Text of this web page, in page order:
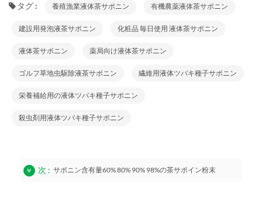
タグ : 養殖漁業液体茶サポニン 有機農薬液体茶サポニン
建設用発泡液茶サポニン 化粧品 毎日使用 液体茶サポニン
液体茶サポニン 薬局向け液体茶サポニン
ゴルフ草地虫駆除液茶サポニン 繊維用液体ツバキ種子サポニン
栄養補給用の液体ツバキ種子サポニン
殺虫剤用液体ツバキ種子サポニン
次 : サポニン含有量60% 80% 90% 98%の茶サポイン粉末